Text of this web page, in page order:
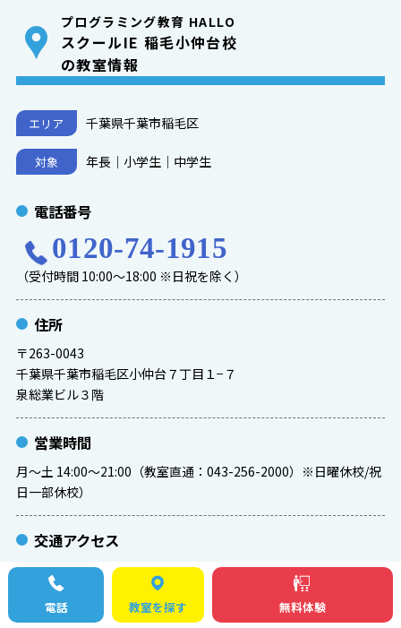
プログラミング教育 HALLO
スクールIE 稲毛小仲台校
の教室情報
エリア 千葉県千葉市稲毛区
対象 年長｜小学生｜中学生
電話番号
0120-74-1915
（受付時間 10:00～18:00 ※日祝を除く）
住所
〒263-0043
千葉県千葉市稲毛区小仲台７丁目１−７
泉総業ビル３階
営業時間
月～土 14:00～21:00（教室直通：043-256-2000）※日曜休校/祝
日一部休校）
交通アクセス
JR総武線 稲毛駅 | 京成線 京成稲毛駅 | 平和交通バス『小仲台６丁
教室までは稲毛駅東口より徒歩７分となります。
電話 教室を探す 無料体験